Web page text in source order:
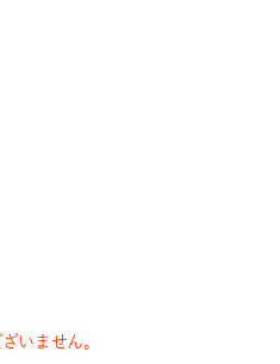
いません。